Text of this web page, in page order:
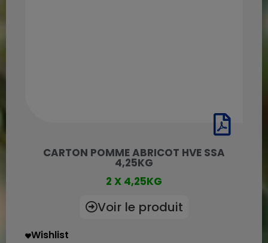
CARTON POMME ABRICOT HVE SSA
4,25KG
2 X 4,25KG
Voir le produit
Wishlist